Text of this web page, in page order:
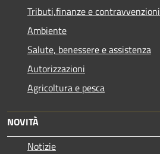
Tributi,finanze e contravvenzioni
Ambiente
Salute, benessere e assistenza
Autorizzazioni
Agricoltura e pesca
NOVITÀ
Notizie